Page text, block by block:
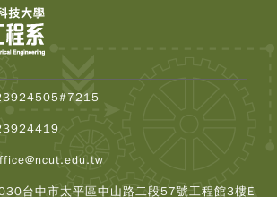
台中市太平區中山路二段57號工程館3樓E